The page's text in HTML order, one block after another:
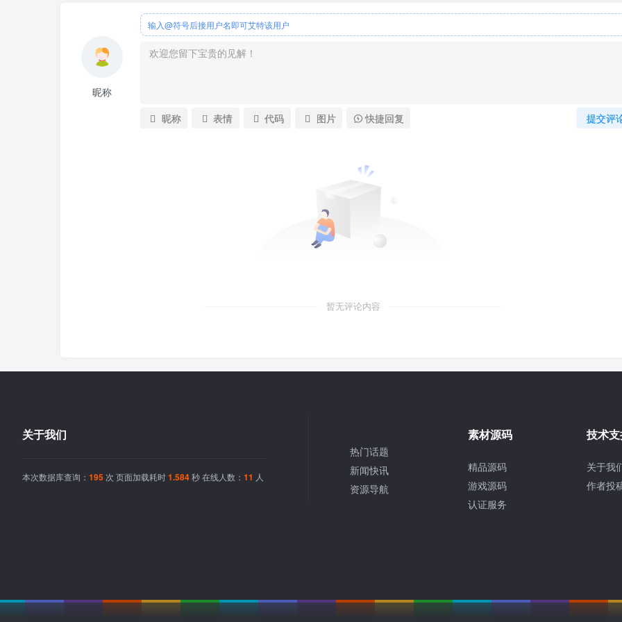
昵称
输入@符号后接用户名即可艾特该用户
提交评
昵称 表情 代码 图片 快捷回复
暂无评论内容
关于我们
本次数据库查询： 195 次 页面加载耗时1.584秒 在线人数： 11 人
热门话题
新闻快讯
资源导航
素材源码
精品源码
游戏源码
认证服务
技术
关于我
作者投